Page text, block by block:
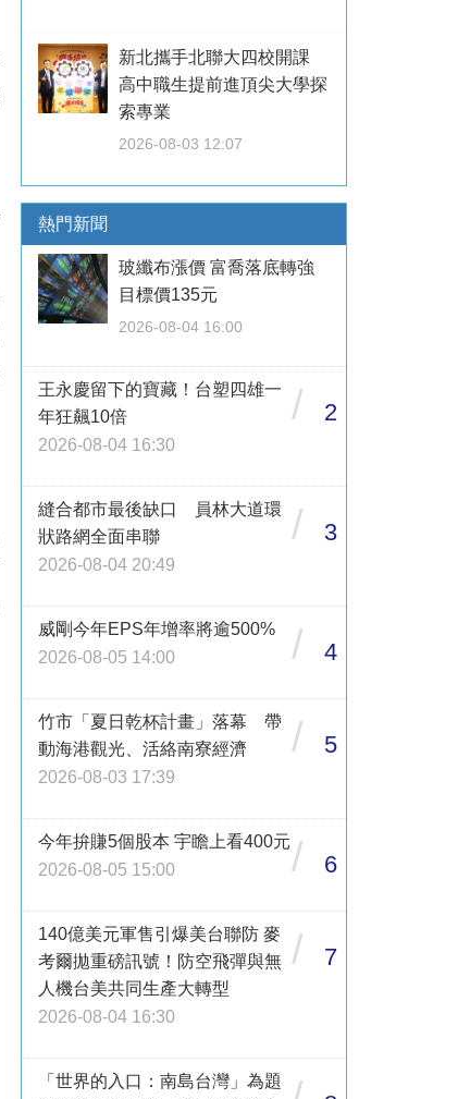
新北攜手北聯大四校開課
高中職生提前進頂尖大學探
索專業
2026-08-03 12:07
熱門新聞
玻纖布漲價 富喬落底轉強
目標價135元
2026-08-04 16:00
王永慶留下的寶藏！台塑四雄一
年狂飆10倍
2026-08-04 16:30
/ 2
縫合都市最後缺口 員林大道環
狀路網全面串聯
2026-08-04 20:49
/ 3
威剛今年EPS年增率將逾500%
2026-08-05 14:00
/ 4
竹市「夏日乾杯計畫」落幕 帶
動海港觀光、活絡南寮經濟
2026-08-03 17:39
/ 5
今年拚賺5個股本 宇瞻上看400元
2026-08-05 15:00
/ 6
140億美元軍售引爆美台聯防 麥
考爾拋重磅訊號！防空飛彈與無
人機台美共同生產大轉型
2026-08-04 16:30
/ 7
「世界的入口：南島台灣」為題